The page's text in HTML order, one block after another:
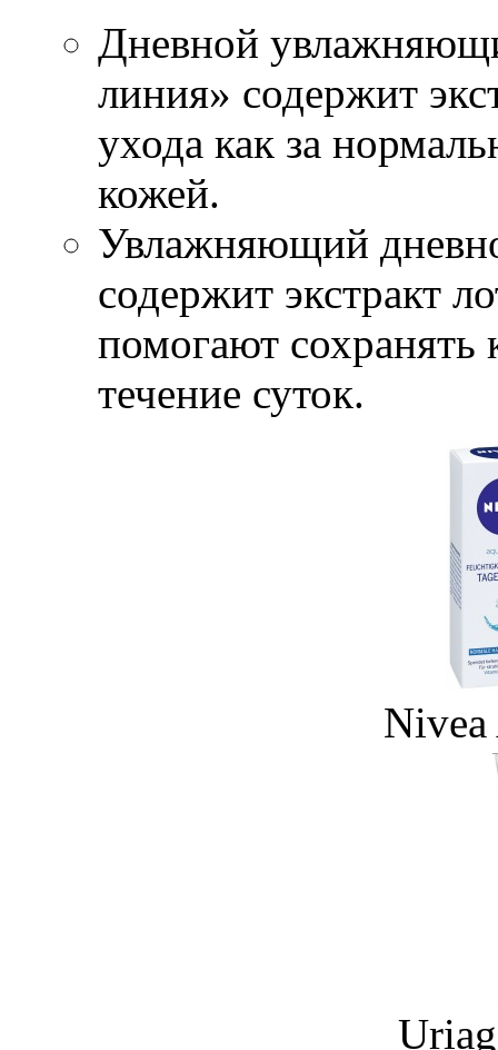
Дневной
линия» содержит
ухода как за
кожей.
Увлажняющий
содержит экстракт
помогают сохранять
течение суток.